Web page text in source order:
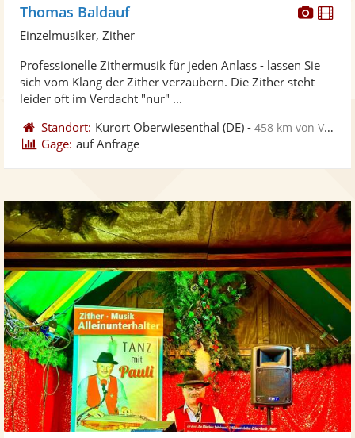
Fotos
Thomas Baldauf
Einzelmusiker, Zither
Professionelle Zithermusik für jeden Anlass - lassen Sie
sich vom Klang der Zither verzaubern. Die Zither steht
leider oft im Verdacht "nur" ...
Standort: Kurort Oberwiesenthal (DE) -458 km von Völklingen
Gage: auf Anfrage